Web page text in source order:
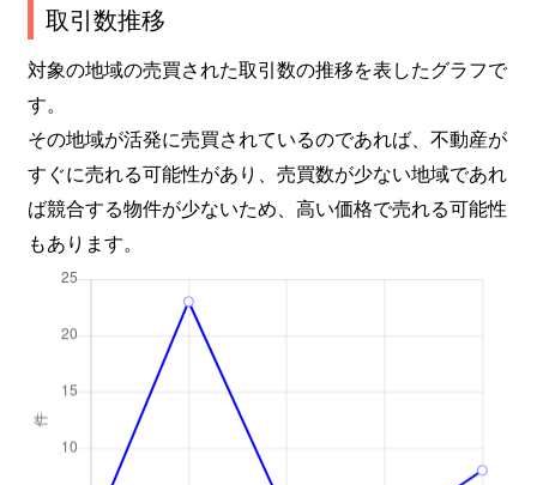
取引数推移
対象の地域の売買された取引数の推移を表したグラフで
す。
その地域が活発に売買されているのであれば、不動産が
すぐに売れる可能性があり、売買数が少ない地域であれ
ば競合する物件が少ないため、高い価格で売れる可能性
もあります。